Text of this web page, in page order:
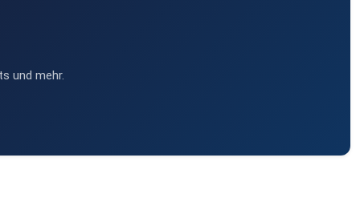
und mehr.